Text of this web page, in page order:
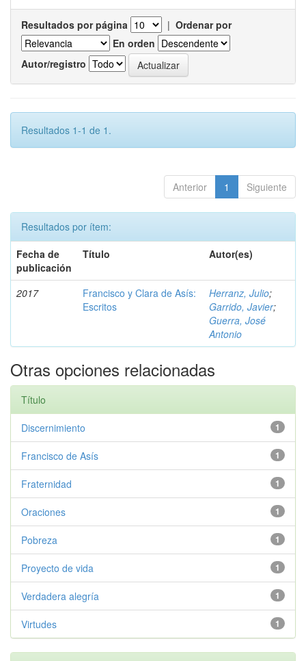
Resultados por página | Ordenar por
En orden
Autor/registro
Resultados 1-1 de 1.
Anterior 1 Siguiente
Resultados por ítem:
Fecha de
publicación
Título Autor(es)
2017
Francisco y Clara de Asís:
Escritos
Herranz, Julio;
Garrido, Javier;
Guerra, José
Antonio
Otras opciones relacionadas
Título
1
Discernimiento
1
Francisco de Asís
1
Fraternidad
1
Oraciones
1
Pobreza
1
Proyecto de vida
1
Verdadera alegría
1
Virtudes